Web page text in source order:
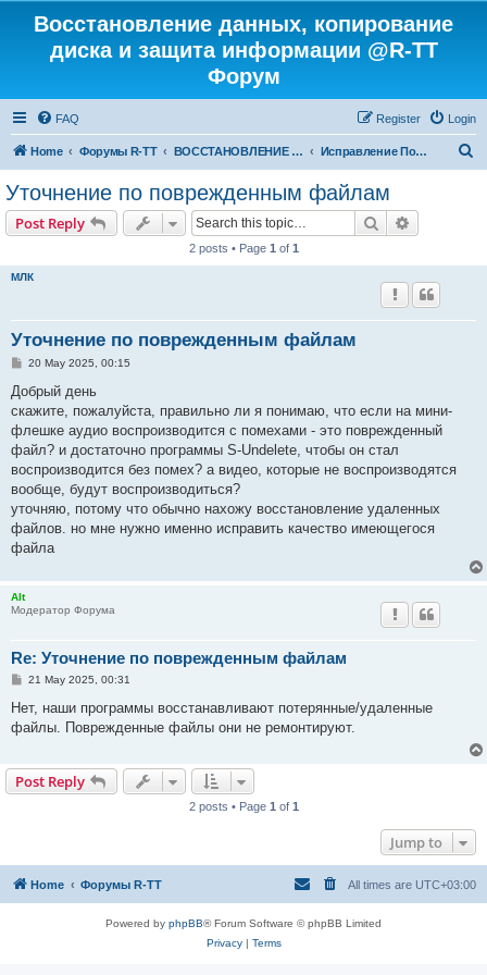
Восстановление данных, копирование
диска и защита информации @R-TT
Форум
FAQ Login
Register
Home Форумы R-TT ВОССТАНОВЛЕНИЕ ДАННЫХ И УДАЛЕННЫХ ФАЙЛОВ Исправление Поврежденных Файлов
Уточнение по поврежденным файлам
Post Reply Search
2 posts • Page 1 of 1
МЛК
Уточнение по поврежденным файлам
P
s
20 May 2025, 00:15
Добрый день
скажите, пожалуйста, правильно ли я понимаю, что если на мини-
флешке аудио воспроизводится с помехами - это поврежденный
файл? и достаточно программы S-Undelete, чтобы он стал
воспроизводится без помех? а видео, которые не воспроизводятся
вообще, будут воспроизводиться?
уточняю, потому что обычно нахожу восстановление удаленных
файлов. но мне нужно именно исправить качество имеющегося
файла
Alt
Модератор Форума
Re: Уточнение по поврежденным файлам
P
s
21 May 2025, 00:31
Нет, наши программы восстанавливают потерянные/удаленные
файлы. Поврежденные файлы они не ремонтируют.
Post Reply
2 posts • Page 1 of 1
Jump to
Home Форумы R-TT All times are UTC+03:00
Powered by phpBB® Forum Software © phpBB Limited
Privacy| Terms